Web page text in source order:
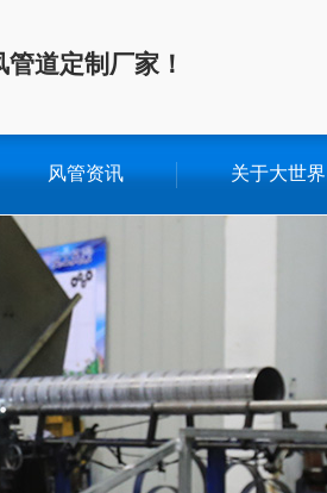
道定制厂家！
风管资讯 关于大世界